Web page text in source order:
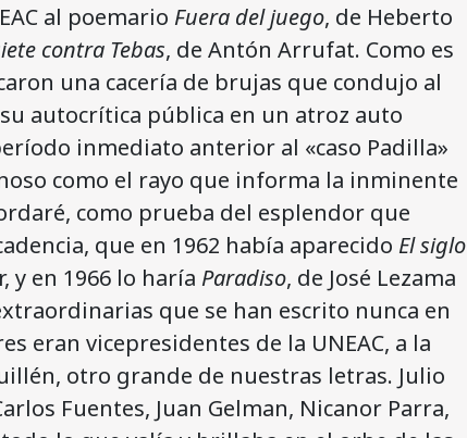
al poemario Fuera del juego, de Heberto
contra Tebas, de Antón Arrufat. Como es
una cacería de brujas que condujo al
autocrítica pública en un atroz auto
inmediato anterior al «caso Padilla»
como el rayo que informa la inminente
como prueba del esplendor que
que en 1962 había aparecido El siglo
y en 1966 lo haría Paradiso, de José Lezama
que se han escrito nunca en
eran vicepresidentes de la UNEAC, a la
otro grande de nuestras letras. Julio
Fuentes, Juan Gelman, Nicanor Parra,